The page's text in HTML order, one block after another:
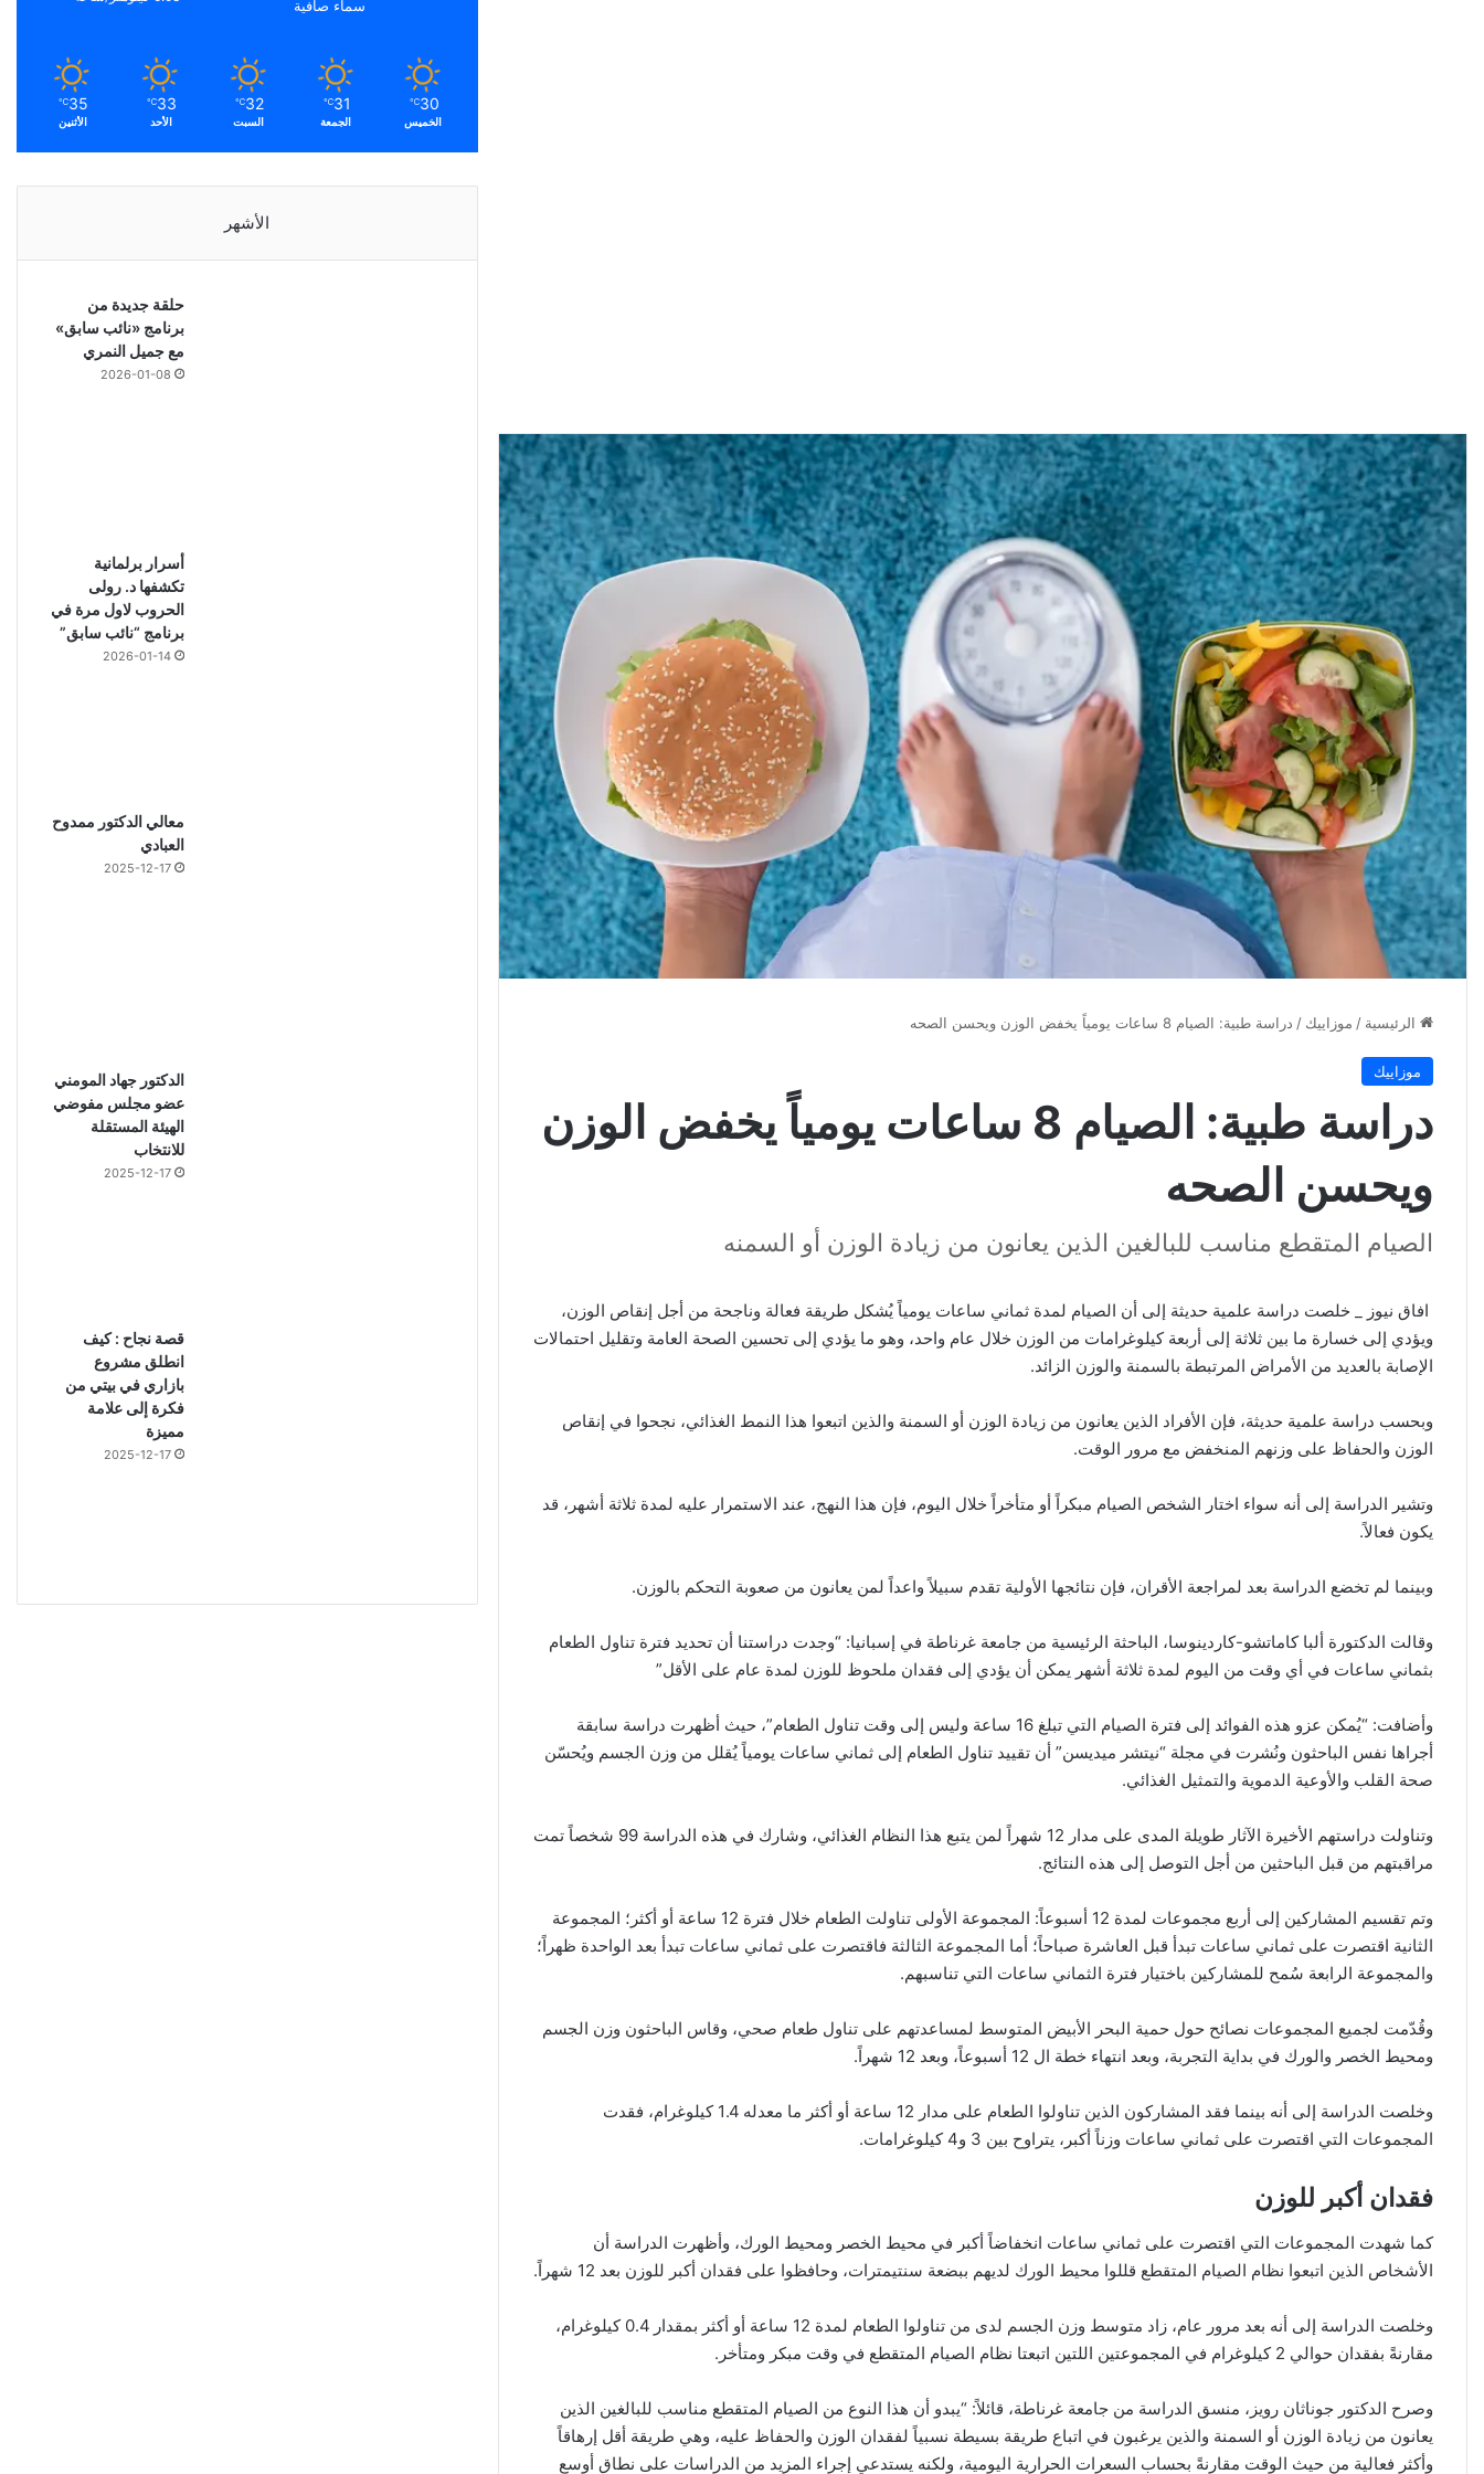
الرئيسية / موزاييك / دراسة طبية: الصيام 8 ساعات يومياً يخفض الوزن ويحسن الصحه
موزاييك
دراسة طبية: الصيام 8 ساعات يومياً يخفض الوزن
ويحسن الصحه
الصيام المتقطع مناسب للبالغين الذين يعانون من زيادة الوزن أو السمنه
افاق نيوز _ خلصت دراسة علمية حديثة إلى أن الصيام لمدة ثماني ساعات يومياً يُشكل طريقة فعالة وناجحة من أجل إنقاص الوزن،
ويؤدي إلى خسارة ما بين ثلاثة إلى أربعة كيلوغرامات من الوزن خلال عام واحد، وهو ما يؤدي إلى تحسين الصحة العامة وتقليل احتمالات
الإصابة بالعديد من الأمراض المرتبطة بالسمنة والوزن الزائد.
وبحسب دراسة علمية حديثة، فإن الأفراد الذين يعانون من زيادة الوزن أو السمنة والذين اتبعوا هذا النمط الغذائي، نجحوا في إنقاص
الوزن والحفاظ على وزنهم المنخفض مع مرور الوقت.
وتشير الدراسة إلى أنه سواء اختار الشخص الصيام مبكراً أو متأخراً خلال اليوم، فإن هذا النهج، عند الاستمرار عليه لمدة ثلاثة أشهر، قد
يكون فعالاً.
وبينما لم تخضع الدراسة بعد لمراجعة الأقران، فإن نتائجها الأولية تقدم سبيلاً واعداً لمن يعانون من صعوبة التحكم بالوزن.
وقالت الدكتورة ألبا كاماتشو-كاردينوسا، الباحثة الرئيسية من جامعة غرناطة في إسبانيا: “وجدت دراستنا أن تحديد فترة تناول الطعام
بثماني ساعات في أي وقت من اليوم لمدة ثلاثة أشهر يمكن أن يؤدي إلى فقدان ملحوظ للوزن لمدة عام على الأقل”
وأضافت: “يُمكن عزو هذه الفوائد إلى فترة الصيام التي تبلغ 16 ساعة وليس إلى وقت تناول الطعام”، حيث أظهرت دراسة سابقة
أجراها نفس الباحثون ونُشرت في مجلة “نيتشر ميديسن” أن تقييد تناول الطعام إلى ثماني ساعات يومياً يُقلل من وزن الجسم ويُحسّن
صحة القلب والأوعية الدموية والتمثيل الغذائي.
وتناولت دراستهم الأخيرة الآثار طويلة المدى على مدار 12 شهراً لمن يتبع هذا النظام الغذائي، وشارك في هذه الدراسة 99 شخصاً تمت
مراقبتهم من قبل الباحثين من أجل التوصل إلى هذه النتائج.
وتم تقسيم المشاركين إلى أربع مجموعات لمدة 12 أسبوعاً: المجموعة الأولى تناولت الطعام خلال فترة 12 ساعة أو أكثر؛ المجموعة
الثانية اقتصرت على ثماني ساعات تبدأ قبل العاشرة صباحاً؛ أما المجموعة الثالثة فاقتصرت على ثماني ساعات تبدأ بعد الواحدة ظهراً؛
والمجموعة الرابعة سُمح للمشاركين باختيار فترة الثماني ساعات التي تناسبهم.
وقُدّمت لجميع المجموعات نصائح حول حمية البحر الأبيض المتوسط لمساعدتهم على تناول طعام صحي، وقاس الباحثون وزن الجسم
ومحيط الخصر والورك في بداية التجربة، وبعد انتهاء خطة ال 12 أسبوعاً، وبعد 12 شهراً.
وخلصت الدراسة إلى أنه بينما فقد المشاركون الذين تناولوا الطعام على مدار 12 ساعة أو أكثر ما معدله 1.4 كيلوغرام، فقدت
المجموعات التي اقتصرت على ثماني ساعات وزناً أكبر، يتراوح بين 3 و4 كيلوغرامات.
فقدان أكبر للوزن
كما شهدت المجموعات التي اقتصرت على ثماني ساعات انخفاضاً أكبر في محيط الخصر ومحيط الورك، وأظهرت الدراسة أن
الأشخاص الذين اتبعوا نظام الصيام المتقطع قللوا محيط الورك لديهم ببضعة سنتيمترات، وحافظوا على فقدان أكبر للوزن بعد 12 شهراً.
وخلصت الدراسة إلى أنه بعد مرور عام، زاد متوسط وزن الجسم لدى من تناولوا الطعام لمدة 12 ساعة أو أكثر بمقدار 0.4 كيلوغرام،
مقارنةً بفقدان حوالي 2 كيلوغرام في المجموعتين اللتين اتبعتا نظام الصيام المتقطع في وقت مبكر ومتأخر.
وصرح الدكتور جوناثان رويز، منسق الدراسة من جامعة غرناطة، قائلاً: “يبدو أن هذا النوع من الصيام المتقطع مناسب للبالغين الذين
يعانون من زيادة الوزن أو السمنة والذين يرغبون في اتباع طريقة بسيطة نسبياً لفقدان الوزن والحفاظ عليه، وهي طريقة أقل إرهاقاً
وأكثر فعالية من حيث الوقت مقارنةً بحساب السعرات الحرارية اليومية، ولكنه يستدعي إجراء المزيد من الدراسات على نطاق أوسع
سماء صافية
30
℃
الخميس
31
℃
الجمعة
32
℃
السبت
33
℃
الأحد
35
℃
الأثنين
الأشهر
حلقة جديدة من
برنامج «نائب سابق»
مع جميل النمري
2026-01-08
أسرار برلمانية
تكشفها د. رولى
الحروب لاول مرة في
برنامج “نائب سابق”
2026-01-14
معالي الدكتور ممدوح
العبادي
2025-12-17
الدكتور جهاد المومني
عضو مجلس مفوضي
الهيئة المستقلة
للانتخاب
2025-12-17
قصة نجاح : كيف
انطلق مشروع
بازاري في بيتي من
فكرة إلى علامة
مميزة
2025-12-17